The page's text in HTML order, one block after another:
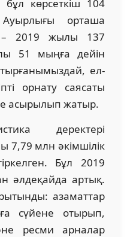
көрсеткіш 104
орташа
– 2019 жылы 137
51 мың­ға дейін
ел­
орнату саясаты
асырылып жатыр.
деректері
млн әкімшілік
Бұл 2019
әлде­қай­да артық.
аза­мат­тар
сүйене отырып,
ресми арналар